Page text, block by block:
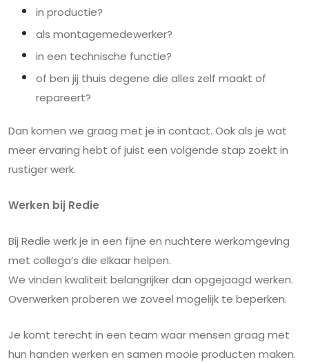
in productie?
als montagemedewerker?
in een technische functie?
of ben jij thuis degene die alles zelf maakt of
repareert?
Dan komen we graag met je in contact. Ook als je wat
meer ervaring hebt of juist een volgende stap zoekt in
rustiger werk.
Werken bij Redie
Bij Redie werk je in een fijne en nuchtere werkomgeving
met collega’s die elkaar helpen.
We vinden kwaliteit belangrijker dan opgejaagd werken.
Overwerken proberen we zoveel mogelijk te beperken.
Je komt terecht in een team waar mensen graag met
hun handen werken en samen mooie producten maken.